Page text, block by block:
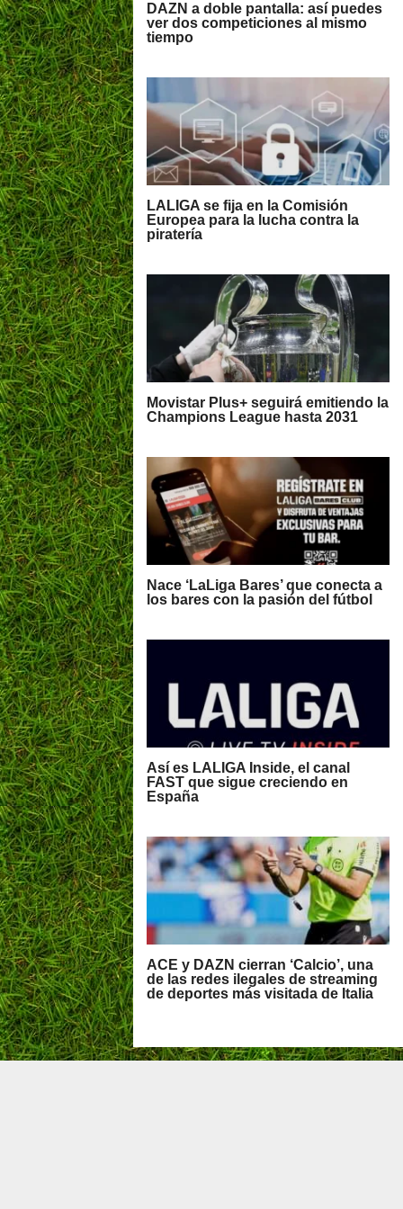
DAZN a doble pantalla: así puedes
ver dos competiciones al mismo
tiempo
LALIGA se fija en la Comisión
Europea para la lucha contra la
piratería
Movistar Plus+ seguirá emitiendo la
Champions League hasta 2031
Nace ‘LaLiga Bares’ que conecta a
los bares con la pasión del fútbol
Así es LALIGA Inside, el canal
FAST que sigue creciendo en
España
ACE y DAZN cierran ‘Calcio’, una
de las redes ilegales de streaming
de deportes más visitada de Italia